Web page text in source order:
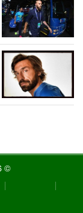
© 2026 Copyright Football Tribe